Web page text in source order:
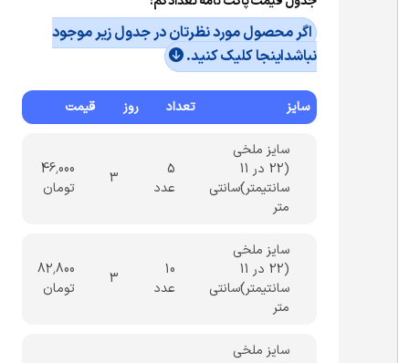
اگر محصول مورد نظرتان در جدول زیر موجود
نباشداینجا کلیک کنید.
سایز تعداد روز قیمت
سایز ملخی
(22 در 11
سانتیمتر)َسانتی
متر
5
عدد
3
46,000
تومان
سایز ملخی
(22 در 11
سانتیمتر)َسانتی
متر
10
عدد
3
82,800
تومان
سایز ملخی